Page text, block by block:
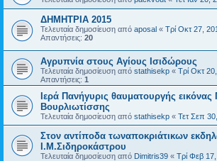
ΔΗΜΗΤΡΙΑ 2015
Τελευταία δημοσίευση από aposal « Τρί Οκτ 27,
Απαντήσεις: 20
Αγρυπνία στους Αγίους Ισιδώρους
Τελευταία δημοσίευση από stathisekp « Τρί Οκτ
Απαντήσεις: 1
Ιερά Πανήγυρις θαυματουργής εικόνας
Βουρλιωτίσσης
Τελευταία δημοσίευση από stathisekp « Τετ Σεπ
Στον αντίποδα τωναποκριάτικων
Ι.Μ.Σιδηροκάστρου
Τελευταία δημοσίευση από Dimitris39 « Τρί Φεβ